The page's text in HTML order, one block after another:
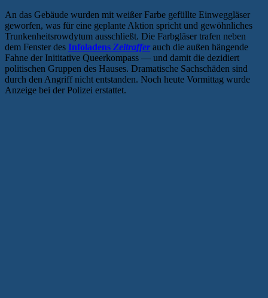
An das Gebäude wurden mit weißer Farbe gefüllte Einweggläser
geworfen, was für eine geplante Aktion spricht und gewöhnliches
Trunkenheitsrowdytum ausschließt. Die Farbgläser trafen neben
dem Fenster des Infoladens Zeitrafferauch die außen hängende
Fahne der Inititative Queerkompass — und damit die dezidiert
politischen Gruppen des Hauses. Dramatische Sachschäden sind
durch den Angriff nicht entstanden. Noch heute Vormittag wurde
Anzeige bei der Polizei erstattet.